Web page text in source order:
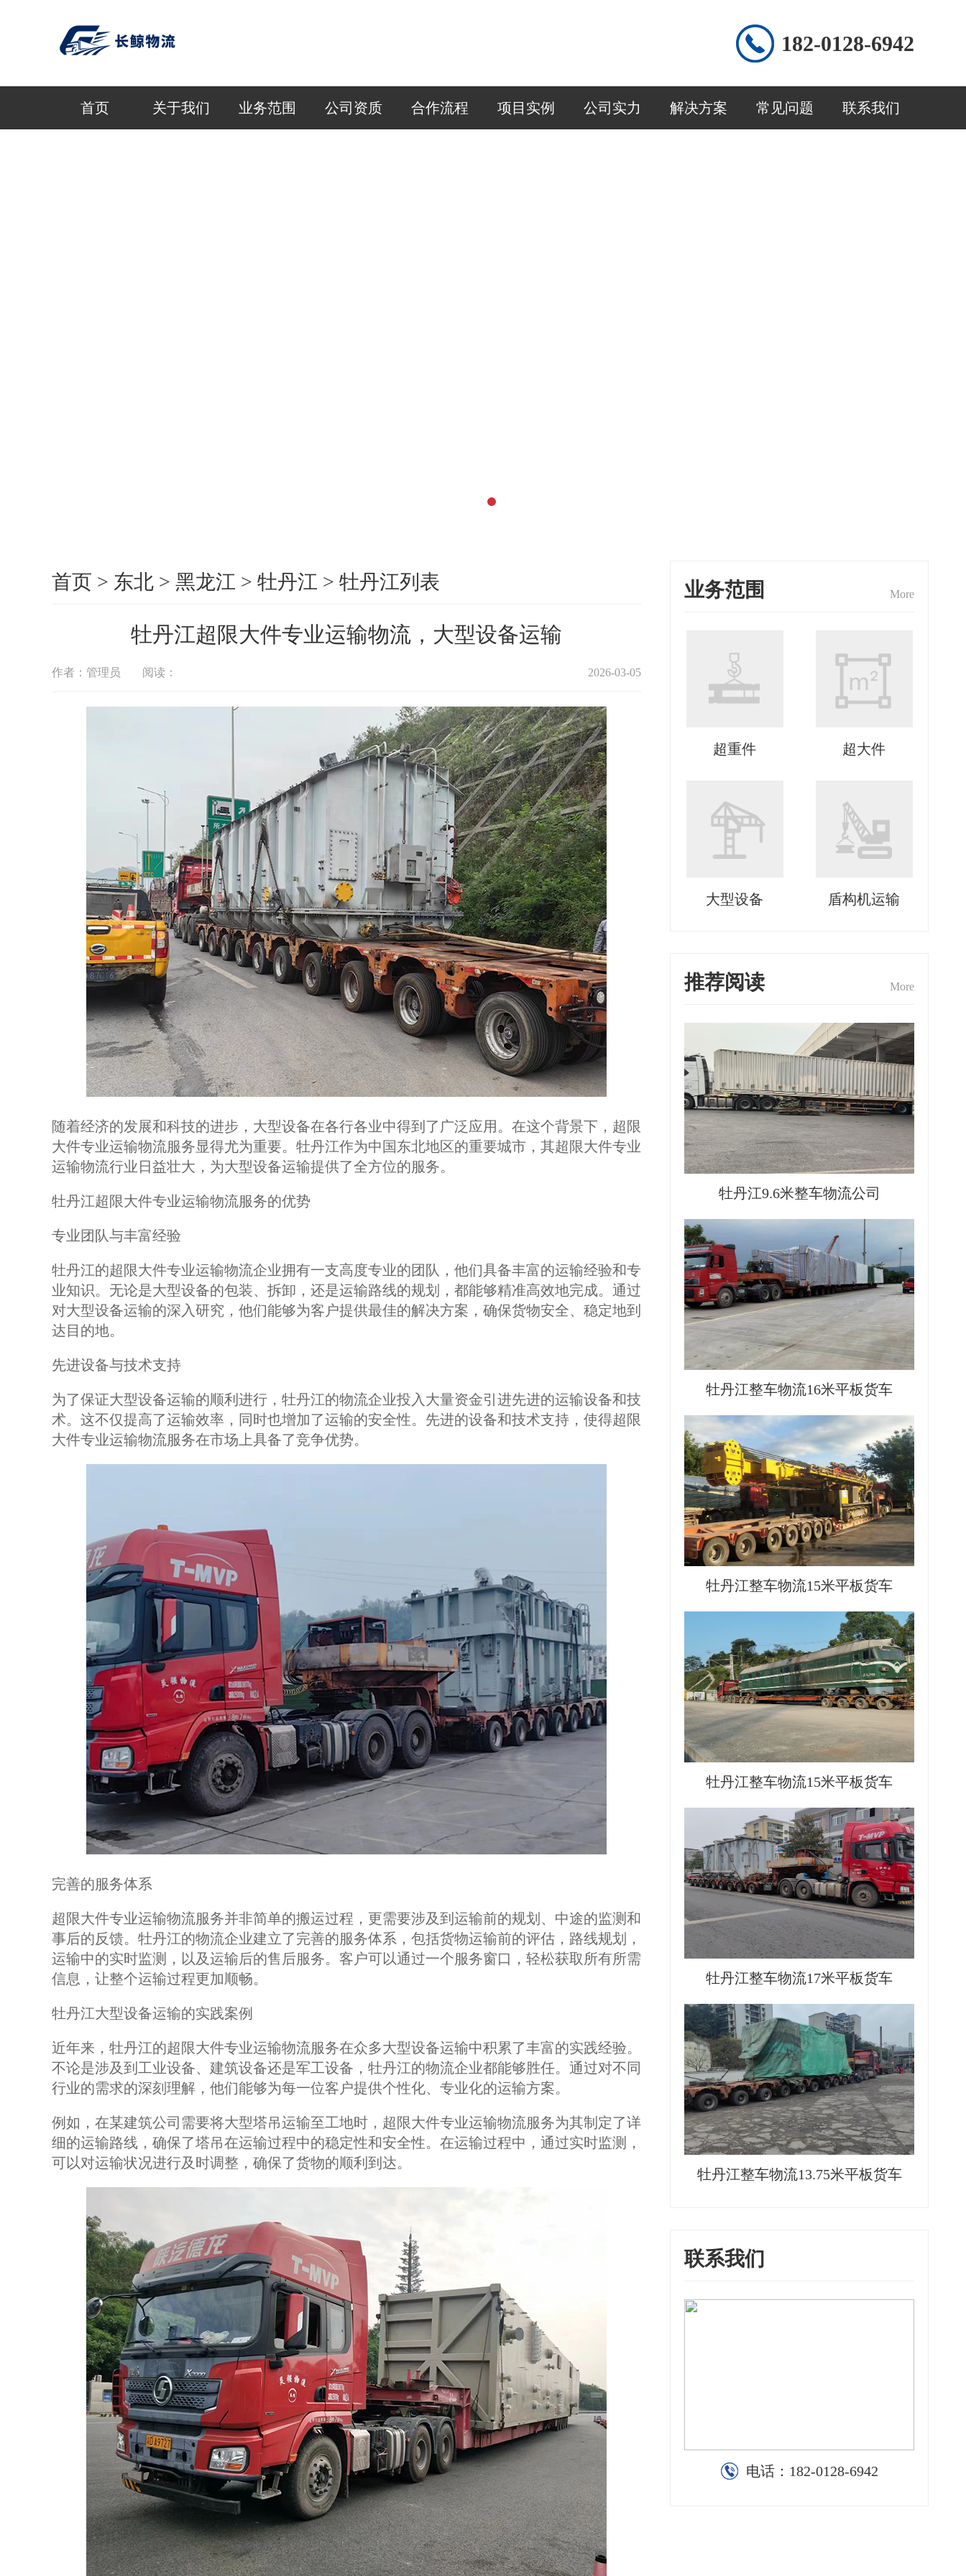
182-0128-6942
首页 关于我们 业务范围 公司资质 合作流程 项目实例 公司实力 解决方案 常见问题 联系我们
首页 > 东北 > 黑龙江 > 牡丹江 > 牡丹江列表
牡丹江超限大件专业运输物流，大型设备运输
作者：管理员 阅读： 2026-03-05
随着经济的发展和科技的进步，大型设备在各行各业中得到了广泛应用。在这个背景下，超限
大件专业运输物流服务显得尤为重要。牡丹江作为中国东北地区的重要城市，其超限大件专业
运输物流行业日益壮大，为大型设备运输提供了全方位的服务。
牡丹江超限大件专业运输物流服务的优势
专业团队与丰富经验
牡丹江的超限大件专业运输物流企业拥有一支高度专业的团队，他们具备丰富的运输经验和专
业知识。无论是大型设备的包装、拆卸，还是运输路线的规划，都能够精准高效地完成。通过
对大型设备运输的深入研究，他们能够为客户提供最佳的解决方案，确保货物安全、稳定地到
达目的地。
先进设备与技术支持
为了保证大型设备运输的顺利进行，牡丹江的物流企业投入大量资金引进先进的运输设备和技
术。这不仅提高了运输效率，同时也增加了运输的安全性。先进的设备和技术支持，使得超限
大件专业运输物流服务在市场上具备了竞争优势。
完善的服务体系
超限大件专业运输物流服务并非简单的搬运过程，更需要涉及到运输前的规划、中途的监测和
事后的反馈。牡丹江的物流企业建立了完善的服务体系，包括货物运输前的评估，路线规划，
运输中的实时监测，以及运输后的售后服务。客户可以通过一个服务窗口，轻松获取所有所需
信息，让整个运输过程更加顺畅。
牡丹江大型设备运输的实践案例
近年来，牡丹江的超限大件专业运输物流服务在众多大型设备运输中积累了丰富的实践经验。
不论是涉及到工业设备、建筑设备还是军工设备，牡丹江的物流企业都能够胜任。通过对不同
行业的需求的深刻理解，他们能够为每一位客户提供个性化、专业化的运输方案。
例如，在某建筑公司需要将大型塔吊运输至工地时，超限大件专业运输物流服务为其制定了详
细的运输路线，确保了塔吊在运输过程中的稳定性和安全性。在运输过程中，通过实时监测，
可以对运输状况进行及时调整，确保了货物的顺利到达。
业务范围 More
超重件 超大件
大型设备 盾构机运输
推荐阅读 More
牡丹江9.6米整车物流公司
牡丹江整车物流16米平板货车
牡丹江整车物流15米平板货车
牡丹江整车物流15米平板货车
牡丹江整车物流17米平板货车
牡丹江整车物流13.75米平板货车
联系我们
电话： 182-0128-6942